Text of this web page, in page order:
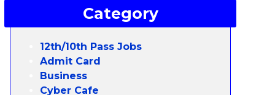
Category
12th/10th Pass Jobs
Admit Card
Business
Cyber Cafe